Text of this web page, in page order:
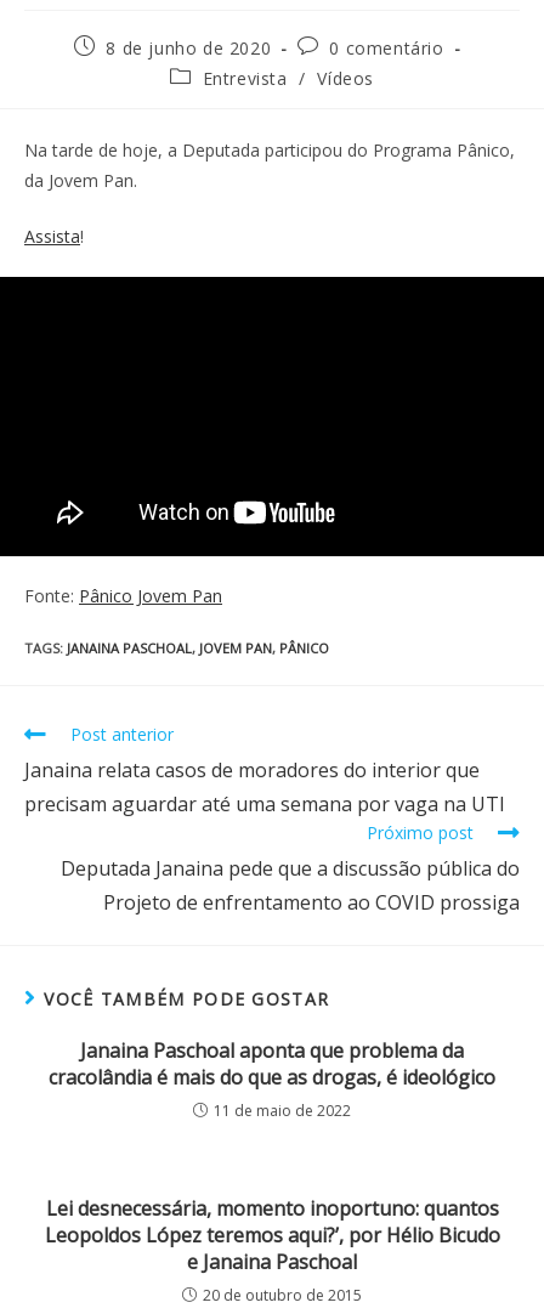
8 de junho de 2020
0 comentário
Entrevista / Vídeos
Na tarde de hoje, a Deputada participou do Programa Pânico,
da Jovem Pan.
Assista!
Fonte: Pânico Jovem Pan
TAGS: JANAINA PASCHOAL, JOVEM PAN, PÂNICO
Post anterior
Janaina relata casos de moradores do interior que
precisam aguardar até uma semana por vaga na UTI
Próximo post
Deputada Janaina pede que a discussão pública do
Projeto de enfrentamento ao COVID prossiga
VOCÊ TAMBÉM PODE GOSTAR
Janaina Paschoal aponta que problema da
cracolândia é mais do que as drogas, é ideológico
11 de maio de 2022
Lei desnecessária, momento inoportuno: quantos
Leopoldos López teremos aqui?’, por Hélio Bicudo
e Janaina Paschoal
20 de outubro de 2015